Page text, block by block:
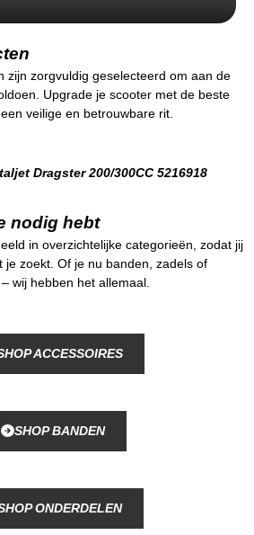
zijn zorgvuldig geselecteerd om aan de
Upgrade je scooter met de beste
veilige en betrouwbare rit.
Dragster 200/300CC 5216918
nodig hebt
in overzichtelijke categorieën, zodat jij
je zoekt. Of je nu banden, zadels of
wij hebben het allemaal.
ACCESSOIRES
SHOP BANDEN
ONDERDELEN